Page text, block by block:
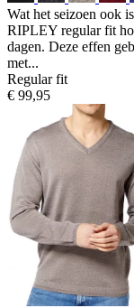
Wat het seizoen ook
RIPLEY regular fit
dagen. Deze effen
met...
Regular fit
€ 99,95